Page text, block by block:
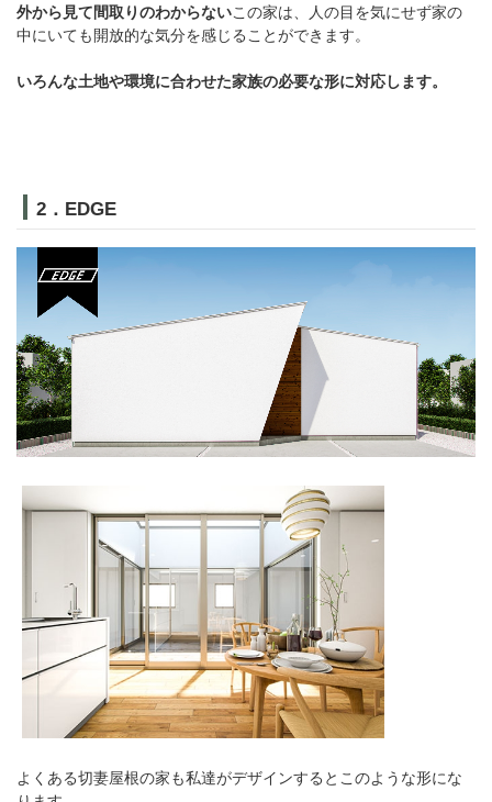
外から見て間取りのわからないこの家は、人の目を気にせず家の
中にいても開放的な気分を感じることができます。
いろんな土地や環境に合わせた家族の必要な形に対応します。
2．EDGE
よくある切妻屋根の家も私達がデザインするとこのような形にな